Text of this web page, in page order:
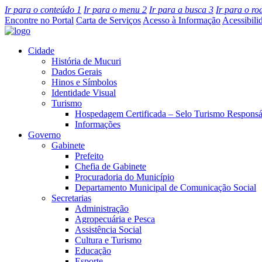
Ir para o conteúdo 1 Ir para o menu 2 Ir para a busca 3 Ir para o
Encontre no Portal Carta de Serviços Acesso à Informação
Cidade
História de Mucuri
Dados Gerais
Hinos e Símbolos
Identidade Visual
Turismo
Hospedagem Certificada – Selo Turismo
Informações
Governo
Gabinete
Prefeito
Chefia de Gabinete
Procuradoria do Município
Departamento Municipal de Comunicação Social
Secretarias
Administração
Agropecuária e Pesca
Assistência Social
Cultura e Turismo
Educação